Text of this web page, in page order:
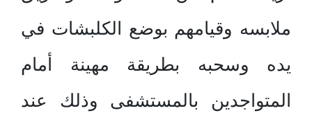
ملابسه وقيامهم بوضع الكلبشات في
يده وسحبه بطريقة مهينة أمام
المتواجدين بالمستشفى وذلك عند